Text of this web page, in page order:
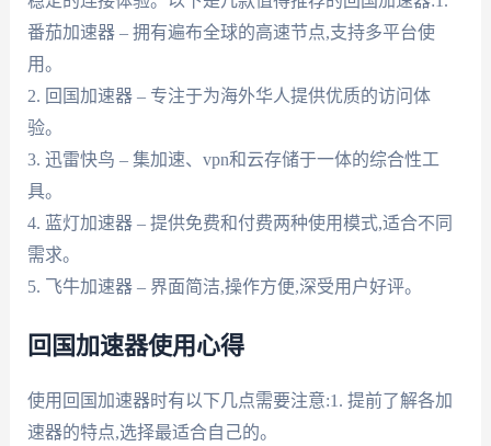
番茄加速器 – 拥有遍布全球的高速节点,支持多平台使
用。
2. 回国加速器 – 专注于为海外华人提供优质的访问体
验。
3. 迅雷快鸟 – 集加速、vpn和云存储于一体的综合性工
具。
4. 蓝灯加速器 – 提供免费和付费两种使用模式,适合不同
需求。
5. 飞牛加速器 – 界面简洁,操作方便,深受用户好评。
回国加速器使用心得
使用回国加速器时有以下几点需要注意:1. 提前了解各加
速器的特点,选择最适合自己的。